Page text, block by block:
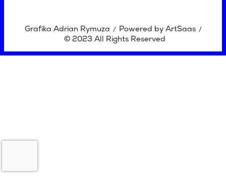
Grafika Adrian Rymuza / Powered by ArtSaas/
© 2023 All Rights Reserved